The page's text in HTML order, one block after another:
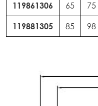
119861306 65 75
119881305 85 98